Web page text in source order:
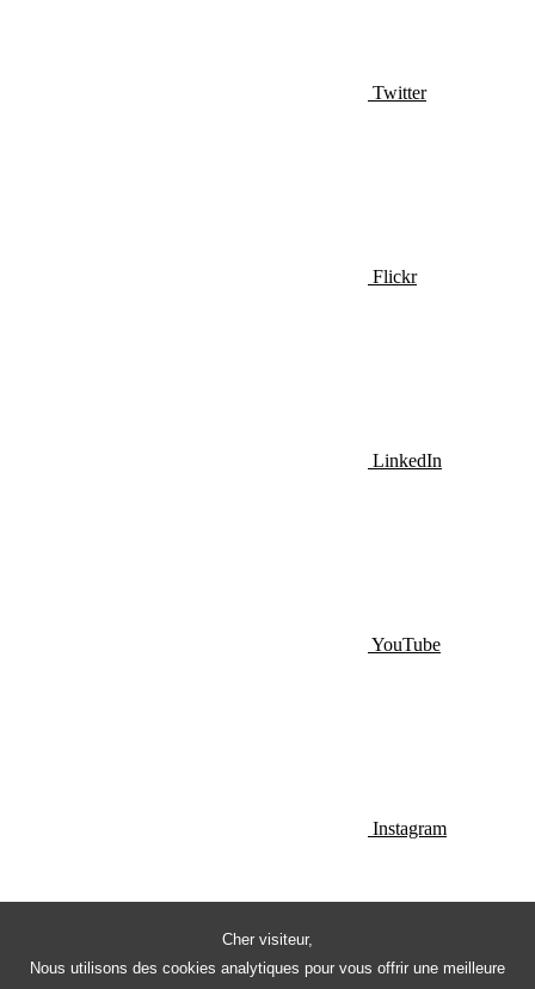
Cher visiteur,
Nous utilisons des cookies analytiques pour vous offrir une meilleure
Twitter
Flickr
LinkedIn
YouTube
Instagram